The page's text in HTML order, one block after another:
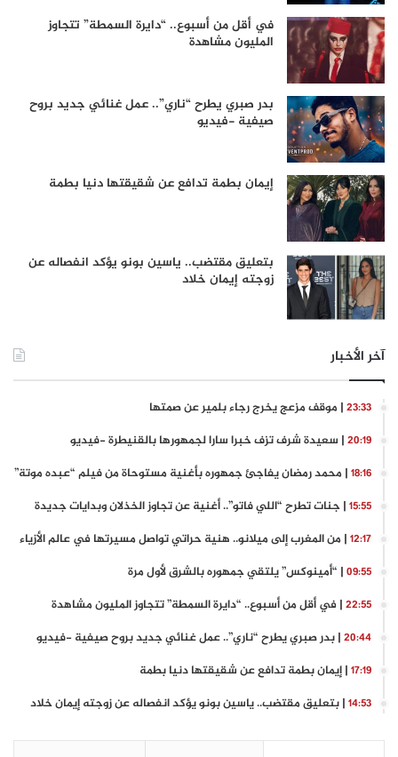
في أقل من أسبوع.. “دايرة السمطة” تتجاوز
المليون مشاهدة
بدر صبري يطرح “ناري”.. عمل غنائي جديد بروح
صيفية -فيديو
إيمان بطمة تدافع عن شقيقتها دنيا بطمة
بتعليق مقتضب.. ياسين بونو يؤكد انفصاله عن
زوجته إيمان خلاد
آخر الأخبار
23:33 | موقف مزعج يخرج رجاء بلمير عن صمتها
20:19 | سعيدة شرف تزف خبرا سارا لجمهورها بالقنيطرة -فيديو
18:16 | محمد رمضان يفاجئ جمهوره بأغنية مستوحاة من فيلم “عبده موتة”
15:55 | جنات تطرح “اللي فاتو”.. أغنية عن تجاوز الخذلان وبدايات جديدة
12:17 | من المغرب إلى ميلانو.. هنية حراتي تواصل مسيرتها في عالم الأزياء
09:55 | “أمينوكس” يلتقي جمهوره بالشرق لأول مرة
22:55 | في أقل من أسبوع.. “دايرة السمطة” تتجاوز المليون مشاهدة
20:44 | بدر صبري يطرح “ناري”.. عمل غنائي جديد بروح صيفية -فيديو
17:19 | إيمان بطمة تدافع عن شقيقتها دنيا بطمة
14:53 | بتعليق مقتضب.. ياسين بونو يؤكد انفصاله عن زوجته إيمان خلاد